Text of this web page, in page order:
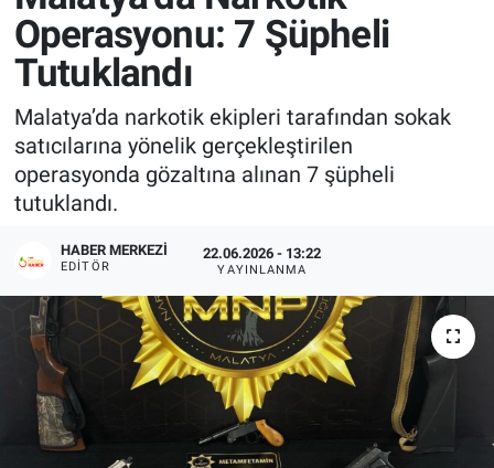
Operasyonu: 7 Şüpheli
Tutuklandı
Malatya’da narkotik ekipleri tarafından sokak
satıcılarına yönelik gerçekleştirilen
operasyonda gözaltına alınan 7 şüpheli
tutuklandı.
HABER MERKEZI
EDITÖR
22.06.2026 - 13:22
YAYINLANMA
Haber Arşivi